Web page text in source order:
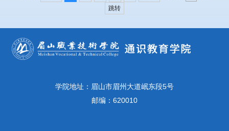
跳转
学院地址：眉山市眉州大道岷东段5号
邮编：620010